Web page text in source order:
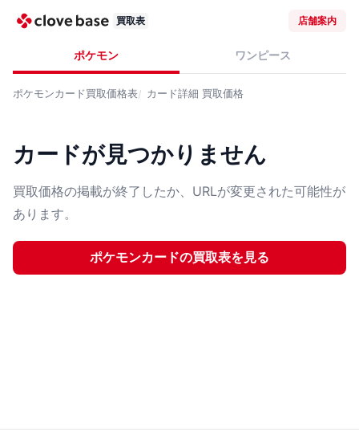
買取表 店舗案内
ポケモン ワンピース
ポケモンカード買取価格表 カード詳細 買取価格
カードが見つかりません
買取価格の掲載が終了したか、URLが変更された可能性が
あります。
ポケモンカードの買取表を見る